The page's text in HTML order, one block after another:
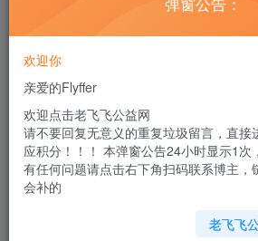
陆陆续续玩过不少私服，基本上都是快
装备快，激情消失的也快。也许跟现在
节奏的服玩多了，腻了，想慢点，一直
脆自己开一个算了。
1.本服主打高度还原，升级方式可以通
欢迎你
亲爱的Flyffer
欢迎点击老飞飞公益网
请不要回复无意义的重复垃圾留言，直接
应积分！！！ 本弹窗公告24小时显示1次
有任何问题请点击右下角扫码联系博主，
会补的
老飞飞